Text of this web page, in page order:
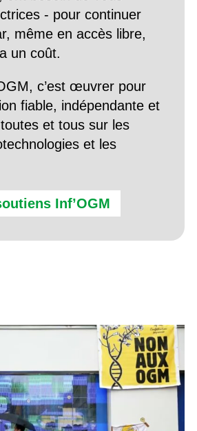
- pour continuer
même en accès libre,
un coût.
c’est œuvrer pour
fiable, indépendante et
et tous sur les
et les
Inf’OGM